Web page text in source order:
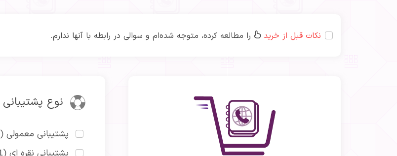
نکات قبل از خرید را مطالعه کرده، متوجه شده‌ام و سوالی در رابطه با آنها ندارم.
نوع پشتیبانی
پشتیبانی معمولی (1 ساله)
پشتیبانی نقره ای (1هفته)